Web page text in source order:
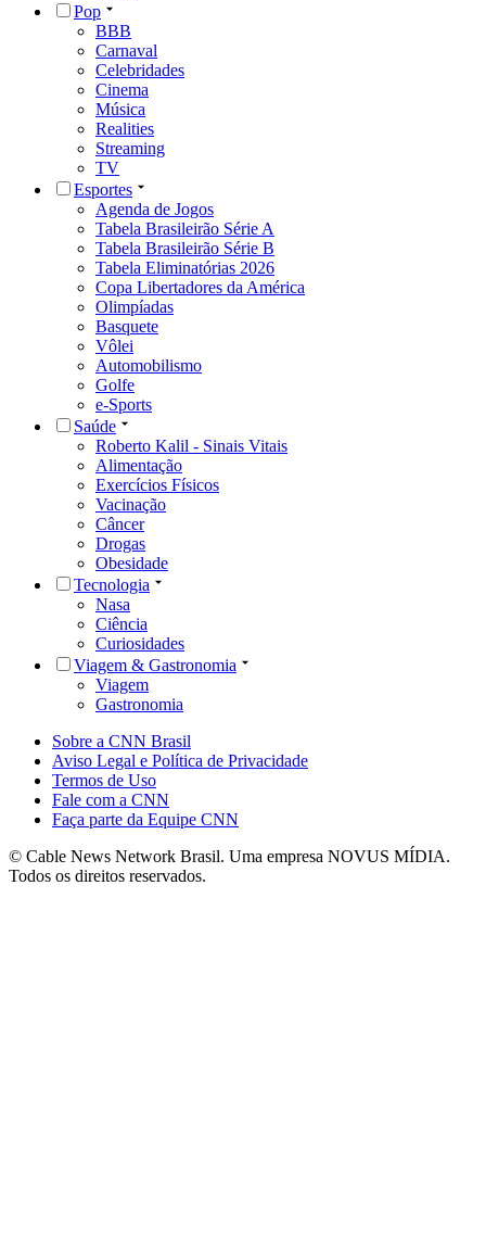
Pop
BBB
Carnaval
Celebridades
Cinema
Música
Realities
Streaming
TV
Esportes
Agenda de Jogos
Tabela Brasileirão Série A
Tabela Brasileirão Série B
Tabela Eliminatórias 2026
Copa Libertadores da América
Olimpíadas
Basquete
Vôlei
Automobilismo
Golfe
e-Sports
Saúde
Roberto Kalil - Sinais Vitais
Alimentação
Exercícios Físicos
Vacinação
Câncer
Drogas
Obesidade
Tecnologia
Nasa
Ciência
Curiosidades
Viagem & Gastronomia
Viagem
Gastronomia
Sobre a CNN Brasil
Aviso Legal e Política de Privacidade
Termos de Uso
Fale com a CNN
Faça parte da Equipe CNN
© Cable News Network Brasil. Uma empresa NOVUS MÍDIA.
Todos os direitos reservados.